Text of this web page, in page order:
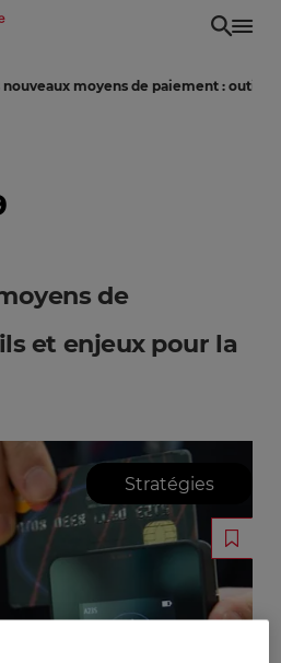
nouveaux moyens de paiement : outils
de
et enjeux pour la
Stratégies